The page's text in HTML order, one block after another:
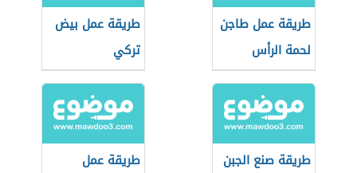
طريقة عمل طاجن
لحمة الرأس
طريقة عمل بيض
تركي
طريقة صنع الجبن
طريقة عمل